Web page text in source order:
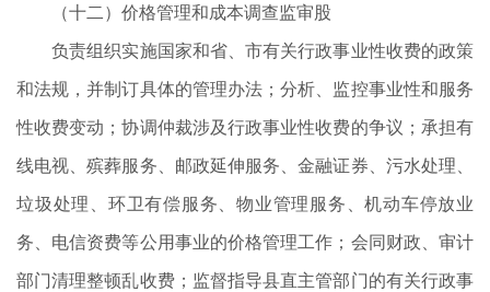
（十二）价格管理和成本调查监审股
负责组织实施国家和省、市有关行政事业性收费的政策
和法规，并制订具体的管理办法；分析、监控事业性和服务
性收费变动；协调仲裁涉及行政事业性收费的争议；承担有
线电视、殡葬服务、邮政延伸服务、金融证券、污水处理、
垃圾处理、环卫有偿服务、物业管理服务、机动车停放业
务、电信资费等公用事业的价格管理工作；会同财政、审计
部门清理整顿乱收费；监督指导县直主管部门的有关行政事